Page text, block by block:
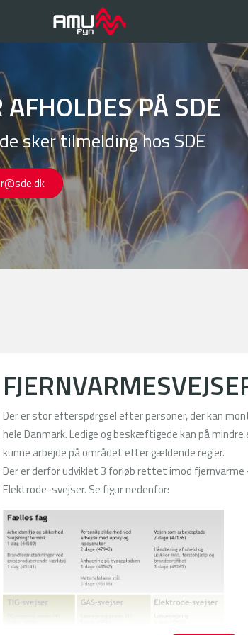
PÅ SDE
sker tilmelding hos SDE
Der er stor efterspørgsel efter personer, der kan
hele Danmark. Ledige og beskæftigede kan på
kunne arbejde på området efter gældende regler.
Der er derfor udviklet 3 forløb rettet imod fjernvarme
Elektrode-svejser. Se figur nedenfor: